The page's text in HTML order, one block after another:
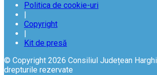
Politica de cookie-uri
Copyright
Kit de presă
© Copyright 2026 Consiliul Județean
drepturile rezervate